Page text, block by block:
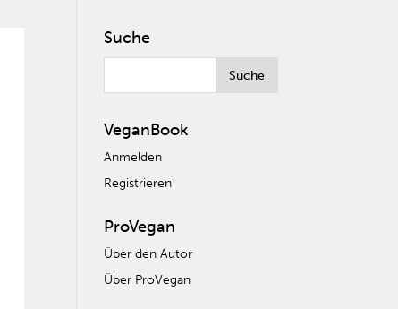
Suche
VeganBook
Anmelden
Registrieren
ProVegan
Über den Autor
Über ProVegan